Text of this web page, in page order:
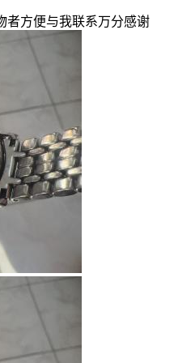
者方便与我联系万分感谢